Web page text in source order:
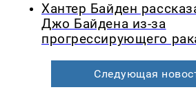
Хантер Байден
Джо Байдена из-за
прогрессирующего
Следующая